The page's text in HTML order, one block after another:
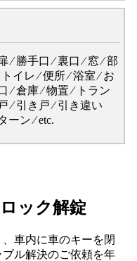
⁄ 勝手口 ⁄ 裏口 ⁄ 窓 ⁄ 部
イレ ⁄ 便所 ⁄ 浴室 ⁄ お
⁄ 倉庫 ⁄ 物置 ⁄ トラン
⁄ 引き戸 ⁄ 引き違い
ーン ⁄ etc.
ック解錠
車内に車のキーを閉
ル解決のご依頼を年